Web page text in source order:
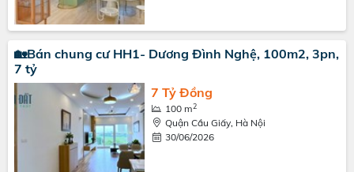
🏡Bán chung cư HH1- Dương Đình Nghệ, 100m2, 3pn,
7 tỷ
7 Tỷ Đồng
100 m2
Quận Cầu Giấy, Hà Nội
30/06/2026